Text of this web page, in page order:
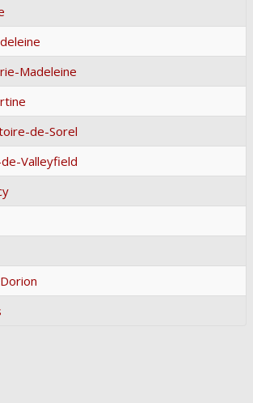
Madeleine
de-Sorel
Valleyfield